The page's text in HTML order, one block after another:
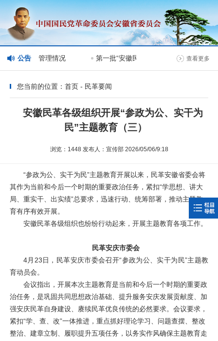
公告
网站分栏目管理情况 第一批“安徽民革榜样人物”人选公示 查看更多
您当前的位置：首页 - 民革要闻
安徽民革各级组织开展“参政为公、实干为
民”主题教育（三）
浏览：1448 发布人：宣传部 2026/05/06/9:18
“参政为公、实干为民”主题教育开展以来，民革安徽省委会将
其作为当前和今后一个时期的重要政治任务，紧扣“学思想、讲大
局、重实干、出实绩”总要求，迅速行动、统筹部署，推动主题教
育有序有效开展。
安徽民革各级组织也纷纷行动起来，开展主题教育各项工作。
民革安庆市委会
4月23日，民革安庆市委会召开“参政为公、实干为民”主题教
育动员会。
会议指出，开展本次主题教育是当前和今后一个时期的重要政
治任务，是巩固共同思想政治基础、提升服务安庆发展贡献度、加
强安庆民革自身建设、赓续民革优良传统的必然要求。会议要求，
紧扣“学、查、改”一体推进，重点抓好理论学习、问题查摆、整改
整治、建章立制、履职提升五项任务，以务实作风确保主题教育走